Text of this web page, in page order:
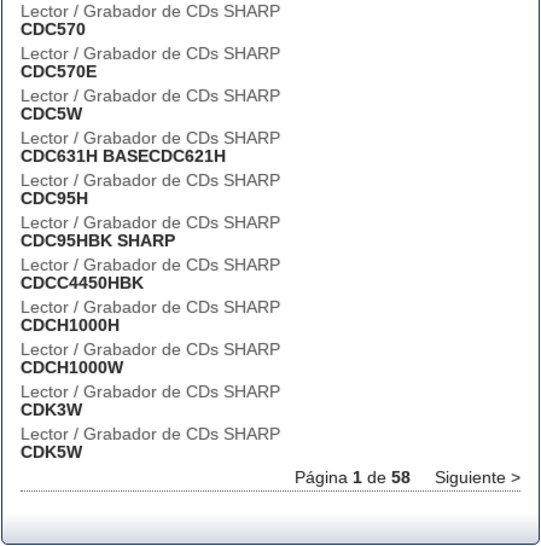
Lector / Grabador de CDs SHARP
CDC570
Lector / Grabador de CDs SHARP
CDC570E
Lector / Grabador de CDs SHARP
CDC5W
Lector / Grabador de CDs SHARP
CDC631H BASECDC621H
Lector / Grabador de CDs SHARP
CDC95H
Lector / Grabador de CDs SHARP
CDC95HBK SHARP
Lector / Grabador de CDs SHARP
CDCC4450HBK
Lector / Grabador de CDs SHARP
CDCH1000H
Lector / Grabador de CDs SHARP
CDCH1000W
Lector / Grabador de CDs SHARP
CDK3W
Lector / Grabador de CDs SHARP
CDK5W
Página 1 de 58 Siguiente >